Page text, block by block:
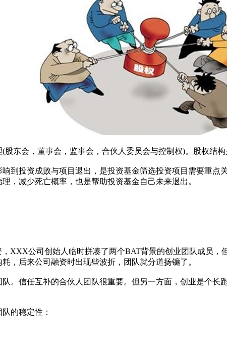
东会，董事会，监事会，合伙人委员会与控制权)。股权结
到投资成败与项目退出，是投资基金筛选投资项目需要重
，减少死亡概率，也是帮助投资基金自己未来退出。
XXX公司创始人临时拼凑了两个BAT背景的创业团队成员
，后来公司融资时出现些波折，团队就分道扬镳了。
。信任互补的合伙人团队很重要。但另一方面，创业是个
的稳定性：